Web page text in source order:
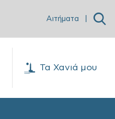
Αιτήματα
Τα Χανιά μου